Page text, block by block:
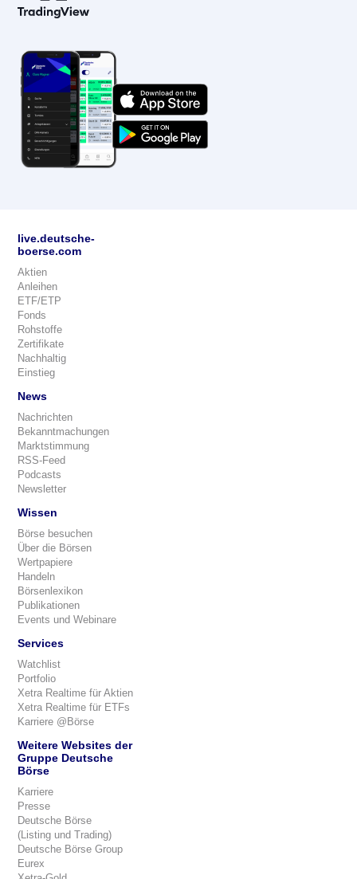
live.deutsche-
boerse.com
Aktien
Anleihen
ETF/ETP
Fonds
Rohstoffe
Zertifikate
Nachhaltig
Einstieg
News
Nachrichten
Bekanntmachungen
Marktstimmung
RSS-Feed
Podcasts
Newsletter
Wissen
Börse besuchen
Über die Börsen
Wertpapiere
Handeln
Börsenlexikon
Publikationen
Events und Webinare
Services
Watchlist
Portfolio
Xetra Realtime für Aktien
Xetra Realtime für ETFs
Karriere @Börse
Weitere Websites der
Gruppe Deutsche
Börse
Karriere
Presse
Deutsche Börse
(Listing und Trading)
Deutsche Börse Group
Eurex